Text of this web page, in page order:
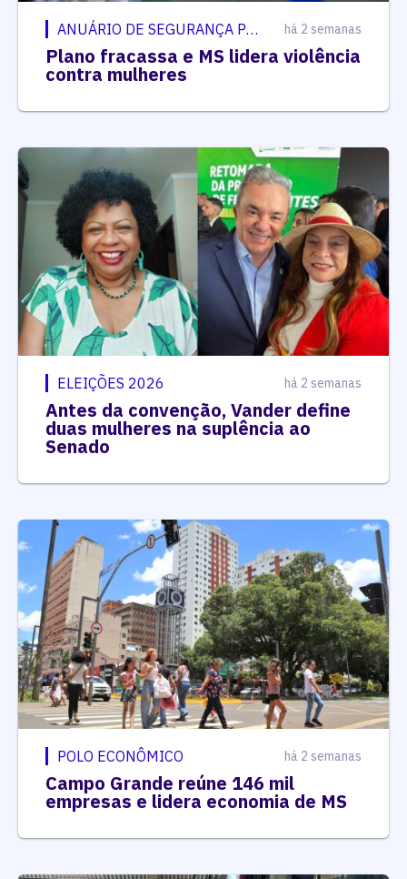
ANUÁRIO DE SEGURANÇA PÚBLICA há 2 semanas
Plano fracassa e MS lidera violência
contra mulheres
ELEIÇÕES 2026 há 2 semanas
Antes da convenção, Vander define
duas mulheres na suplência ao
Senado
POLO ECONÔMICO há 2 semanas
Campo Grande reúne 146 mil
empresas e lidera economia de MS